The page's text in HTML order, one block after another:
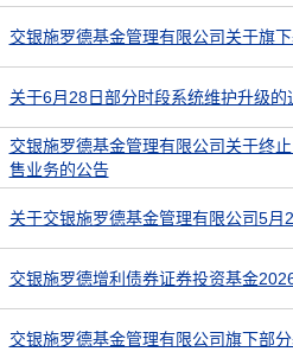
交银施罗德基金管理有限公司关于旗
关于6月28日部分时段系统维护升级的
交银施罗德基金管理有限公司关于终
售业务的公告
关于交银施罗德基金管理有限公司5
交银施罗德增利债券证券投资基金
交银施罗德基金管理有限公司旗下部